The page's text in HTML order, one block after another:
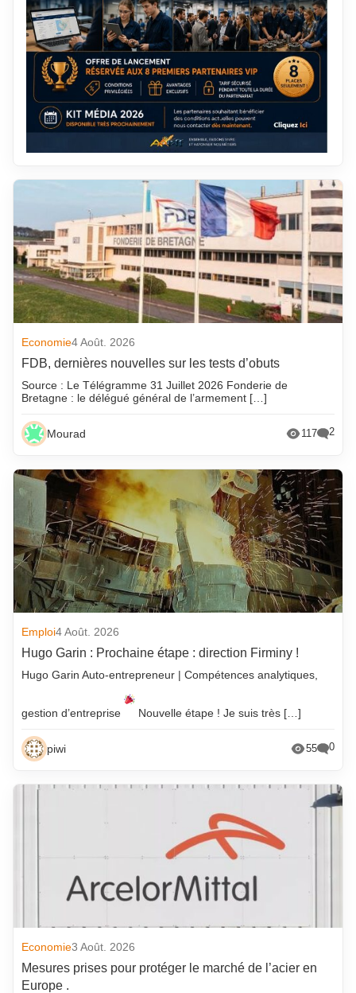
Economie4 Août. 2026
FDB, dernières nouvelles sur les tests d’obuts
Source : Le Télégramme 31 Juillet 2026 Fonderie de
Bretagne : le délégué général de l’armement […]
Mourad 117 2
Emploi4 Août. 2026
Hugo Garin : Prochaine étape : direction Firminy !
Hugo Garin Auto-entrepreneur | Compétences analytiques,
gestion d’entreprise Nouvelle étape ! Je suis très […]
piwi 55 0
Economie3 Août. 2026
Mesures prises pour protéger le marché de l’acier en
Europe .